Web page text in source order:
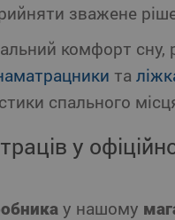
зважене
комфорт сну,
та
спального
у
у нашому